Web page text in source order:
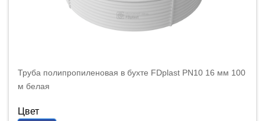
Труба полипропиленовая в бухте FDplast PN10 16 мм 100
м белая
Цвет